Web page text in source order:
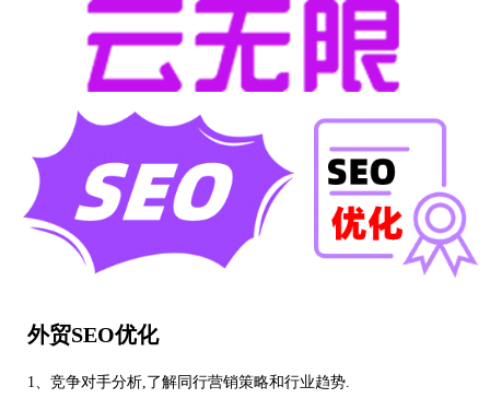
外贸SEO优化
1、竞争对手分析,了解同行营销策略和行业趋势.